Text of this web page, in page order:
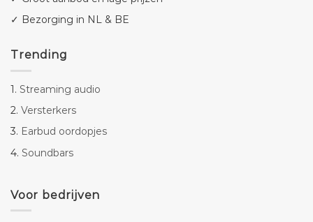
✓ Bezorging in NL & BE
Trending
1. Streaming audio
2. Versterkers
3. Earbud oordopjes
4. Soundbars
Voor bedrijven